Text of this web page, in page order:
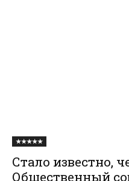
★★★★★
Стало известно,
Общественный